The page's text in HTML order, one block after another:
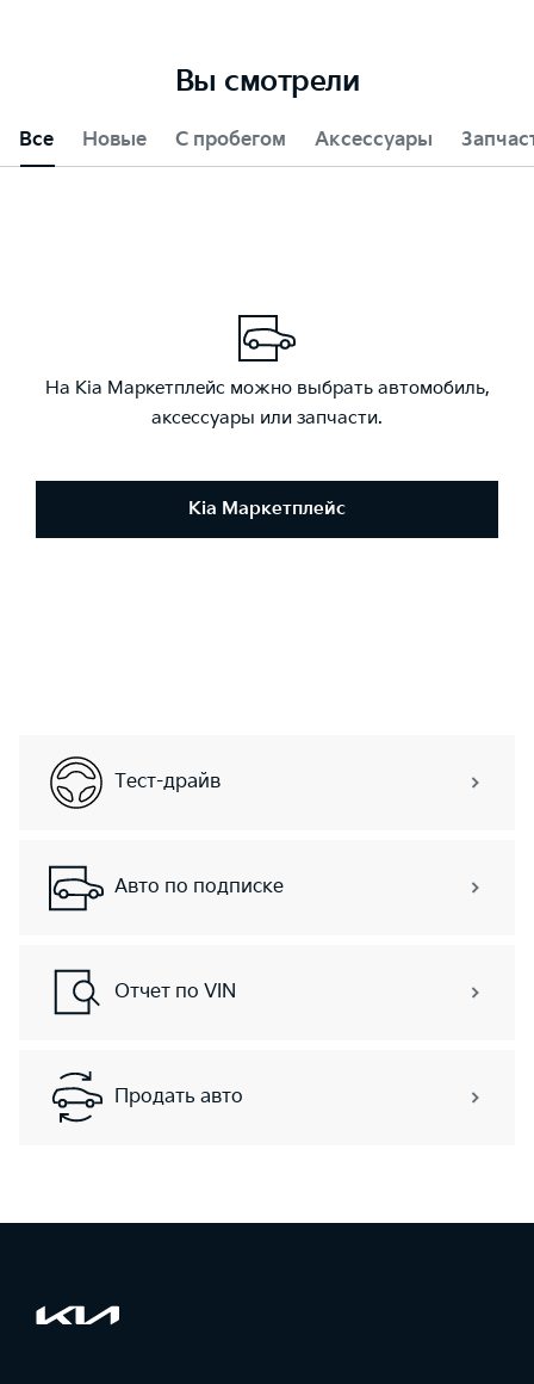
Вы смотрели
Все Новые С пробегом Аксессуары
На Kia Маркетплейс можно выбрать автомобиль,
аксессуары или запчасти.
Kia Маркетплейс
Тест-драйв
Авто по подписке
Отчет по VIN
Продать авто